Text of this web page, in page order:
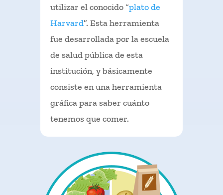
utilizar el conocido “plato de
Harvard”. Esta herramienta
fue desarrollada por la escuela
de salud pública de esta
institución, y básicamente
consiste en una herramienta
gráfica para saber cuánto
tenemos que comer.